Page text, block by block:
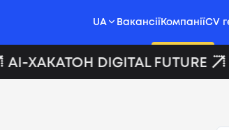
UA Вакансії КомпаніїCV
AI-ХАКАТОН DIGITAL FUTURE